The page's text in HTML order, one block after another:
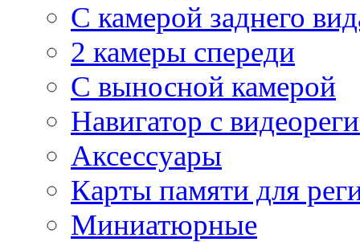
С камерой заднего
2 камеры спереди
С выносной камерой
Навигатор с
Аксессуары
Карты памяти для
Миниатюрные